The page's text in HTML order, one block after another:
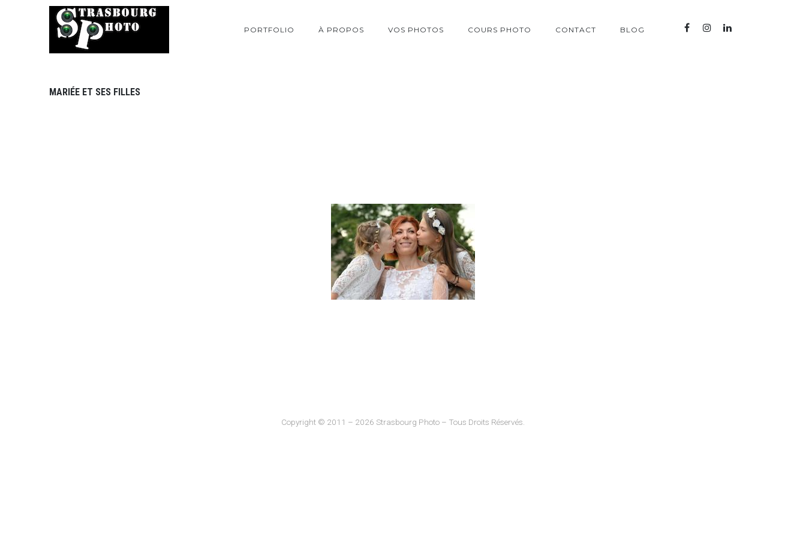
PORTFOLIO À PROPOS VOS PHOTOS COURS PHOTO CONTACT BLOG
MARIÉE ET SES FILLES
Copyright © 2011 – 2026 Strasbourg Photo – Tous Droits Réservés.